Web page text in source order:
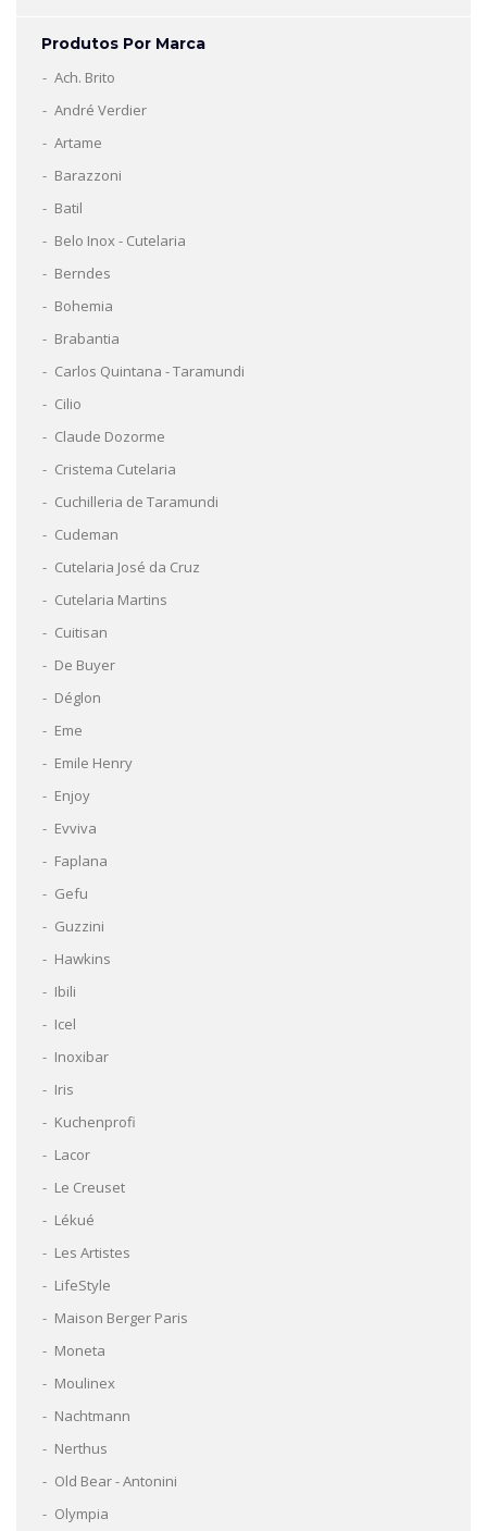
Produtos Por Marca
Ach. Brito
André Verdier
Artame
Barazzoni
Batil
Belo Inox - Cutelaria
Berndes
Bohemia
Brabantia
Carlos Quintana - Taramundi
Cilio
Claude Dozorme
Cristema Cutelaria
Cuchilleria de Taramundi
Cudeman
Cutelaria José da Cruz
Cutelaria Martins
Cuitisan
De Buyer
Déglon
Eme
Emile Henry
Enjoy
Evviva
Faplana
Gefu
Guzzini
Hawkins
Ibili
Icel
Inoxibar
Iris
Kuchenprofi
Lacor
Le Creuset
Lékué
Les Artistes
LifeStyle
Maison Berger Paris
Moneta
Moulinex
Nachtmann
Nerthus
Old Bear - Antonini
Olympia